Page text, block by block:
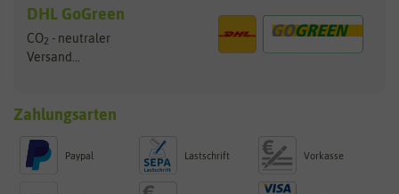
DHL GoGreen
CO2 - neutraler
Versand...
Zahlungsarten
Paypal Lastschrift Vorkasse